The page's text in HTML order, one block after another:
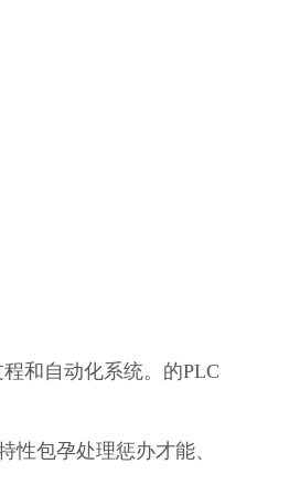
和自动化系统。的PLC
性包孕处理惩办才能、